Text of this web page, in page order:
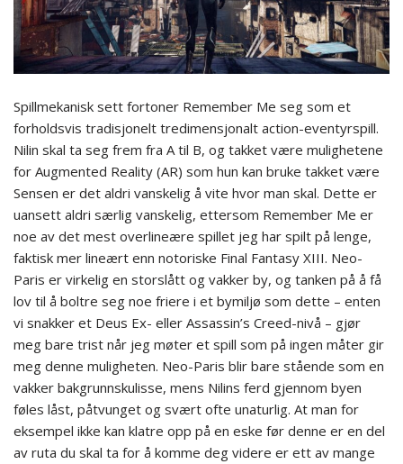
Spillmekanisk sett fortoner Remember Me seg som et
forholdsvis tradisjonelt tredimensjonalt action-eventyrspill.
Nilin skal ta seg frem fra A til B, og takket være mulighetene
for Augmented Reality (AR) som hun kan bruke takket være
Sensen er det aldri vanskelig å vite hvor man skal. Dette er
uansett aldri særlig vanskelig, ettersom Remember Me er
noe av det mest overlineære spillet jeg har spilt på lenge,
faktisk mer lineært enn notoriske Final Fantasy XIII. Neo-
Paris er virkelig en storslått og vakker by, og tanken på å få
lov til å boltre seg noe friere i et bymiljø som dette – enten
vi snakker et Deus Ex- eller Assassin’s Creed-nivå – gjør
meg bare trist når jeg møter et spill som på ingen måter gir
meg denne muligheten. Neo-Paris blir bare stående som en
vakker bakgrunnskulisse, mens Nilins ferd gjennom byen
føles låst, påtvunget og svært ofte unaturlig. At man for
eksempel ikke kan klatre opp på en eske før denne er en del
av ruta du skal ta for å komme deg videre er ett av mange